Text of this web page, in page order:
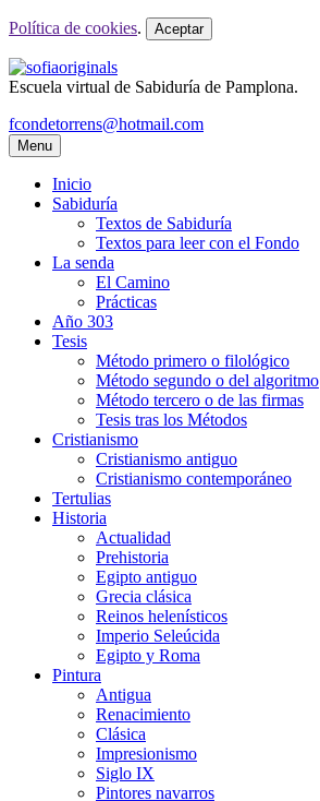
Política de cookies. Aceptar
Escuela virtual de Sabiduría de Pamplona.
fcondetorrens@hotmail.com
Menu
Inicio
Sabiduría
Textos de Sabiduría
Textos para leer con el Fondo
La senda
El Camino
Prácticas
Año 303
Tesis
Método primero o filológico
Método segundo o del algoritmo
Método tercero o de las firmas
Tesis tras los Métodos
Cristianismo
Cristianismo antiguo
Cristianismo contemporáneo
Tertulias
Historia
Actualidad
Prehistoria
Egipto antiguo
Grecia clásica
Reinos helenísticos
Imperio Seleúcida
Egipto y Roma
Pintura
Antigua
Renacimiento
Clásica
Impresionismo
Siglo IX
Pintores navarros